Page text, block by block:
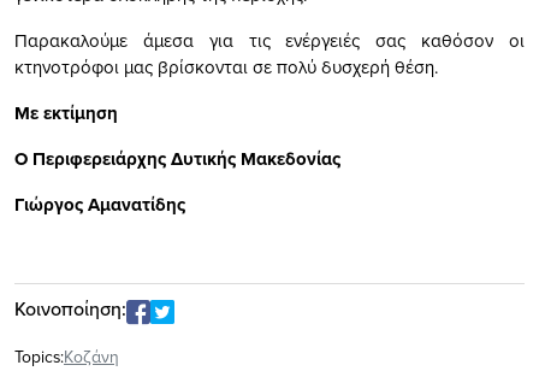
Παρακαλούμε άμεσα για τις ενέργειές σας καθόσον οι
κτηνοτρόφοι μας βρίσκονται σε πολύ δυσχερή θέση.
Με εκτίμηση
Ο Περιφερειάρχης Δυτικής Μακεδονίας
Γιώργος Αμανατίδης
Κοινοποίηση:
Topics:Κοζάνη